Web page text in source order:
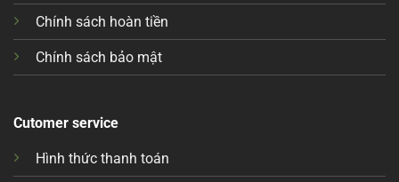
Chính sách hoàn tiền
Chính sách bảo mật
Cutomer service
Hình thức thanh toán